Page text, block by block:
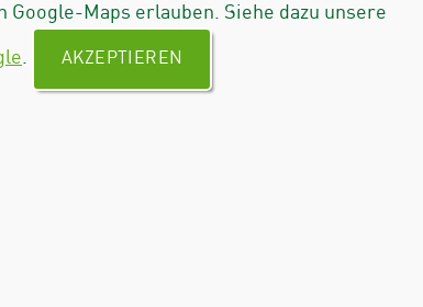
Maps erlauben. Siehe dazu unsere
AKZEPTIEREN